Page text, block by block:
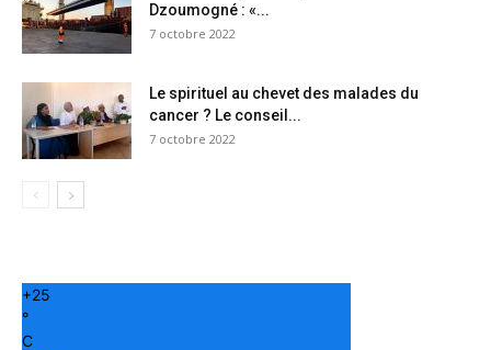
Dzoumogné : «...
7 octobre 2022
Le spirituel au chevet des malades du
cancer ? Le conseil...
7 octobre 2022
+25
°
C